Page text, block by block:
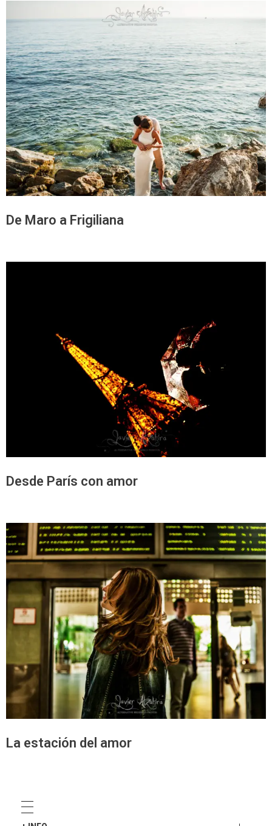
De Maro a Frigiliana
Desde París con amor
La estación del amor